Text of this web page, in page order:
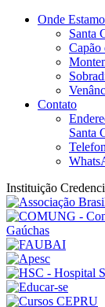
Onde
Santa
Capão
Contato
Santa
Instituição